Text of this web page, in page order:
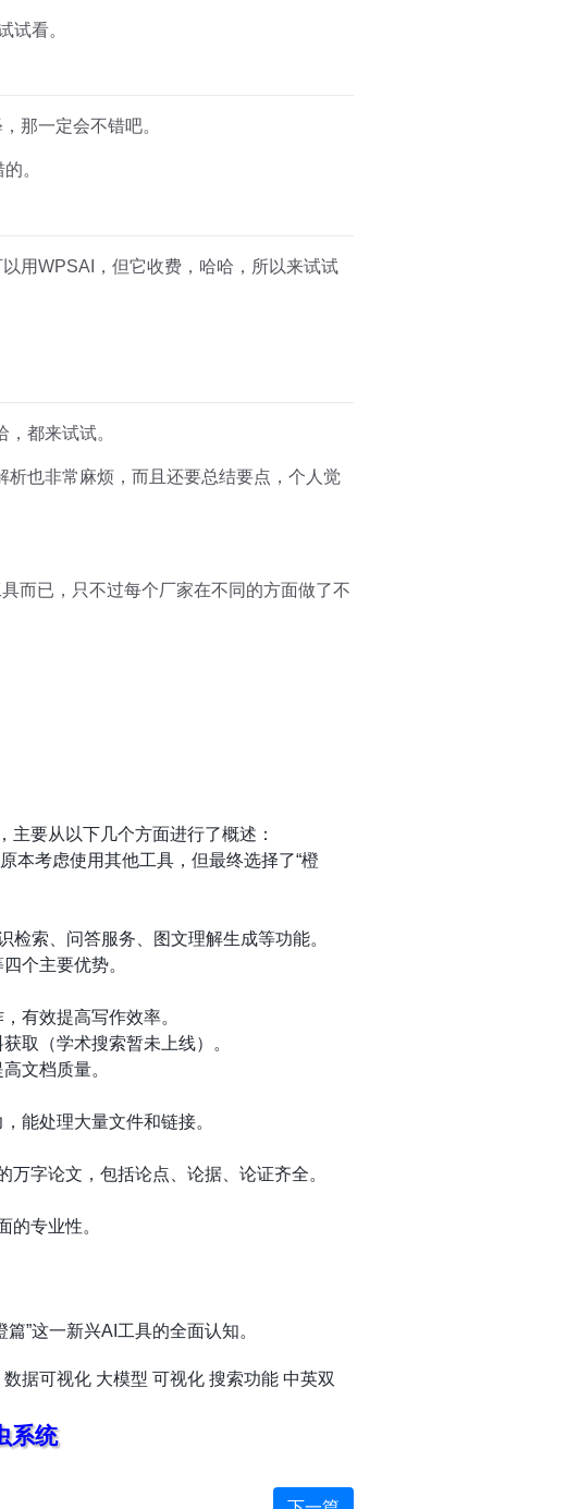
试看。
那一定会不错吧。
。
用WPSAI，但它收费，哈哈，所以来试试
都来试试。
也非常麻烦，而且还要总结要点，个人觉
而已，只不过每个厂家在不同的方面做了不
主要从以下几个方面进行了概述：
本考虑使用其他工具，但最终选择了“橙
索、问答服务、图文理解生成等功能。
个主要优势。
有效提高写作效率。
取（学术搜索暂未上线）。
文档质量。
能处理大量文件和链接。
字论文，包括论点、论据、论证齐全。
的专业性。
”这一新兴AI工具的全面认知。
数据可视化 大模型 可视化 搜索功能 中英双
系统